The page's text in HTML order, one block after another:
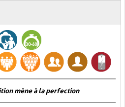
mène à la perfection